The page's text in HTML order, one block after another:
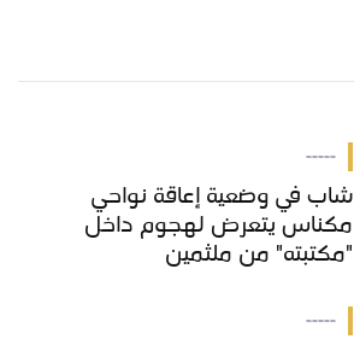
-----
شاب في وضعية إعاقة نواحي
مكناس يتعرض لهجوم داخل
"مكتبته" من ملثمين
-----